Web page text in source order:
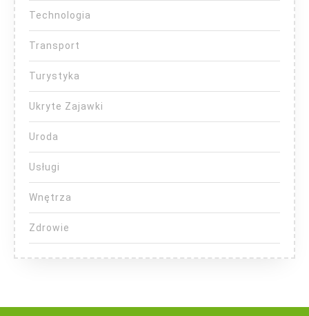
Technologia
Transport
Turystyka
Ukryte Zajawki
Uroda
Usługi
Wnętrza
Zdrowie